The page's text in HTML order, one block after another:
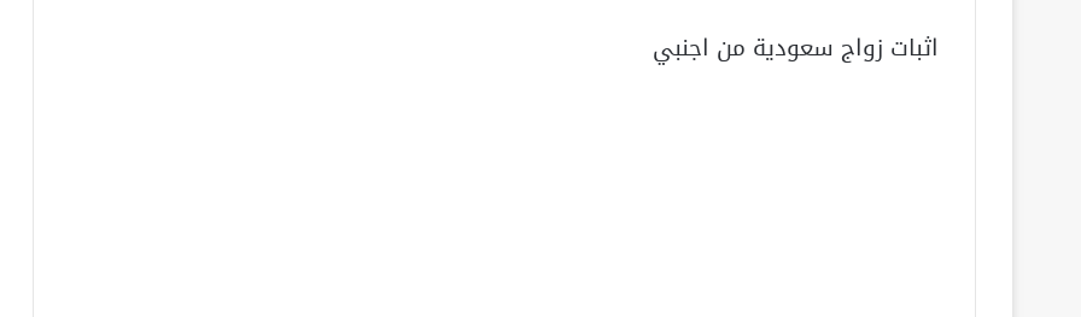
اثبات زواج سعودية من اجنبي